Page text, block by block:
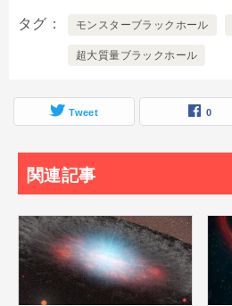
タグ モンスターブラックホール
超大質量ブラックホール
Tweet 0
関連記事